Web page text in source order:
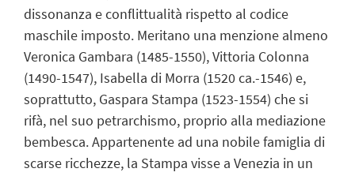
dissonanza e conflittualità rispetto al codice
maschile imposto. Meritano una menzione almeno
Veronica Gambara (1485-1550), Vittoria Colonna
(1490-1547), Isabella di Morra (1520 ca.-1546) e,
soprattutto, Gaspara Stampa (1523-1554) che si
rifà, nel suo petrarchismo, proprio alla mediazione
bembesca. Appartenente ad una nobile famiglia di
scarse ricchezze, la Stampa visse a Venezia in un